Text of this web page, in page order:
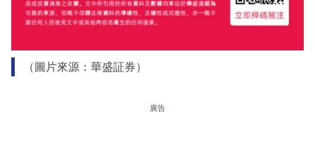
（圖片來源：華盛証券）
廣告